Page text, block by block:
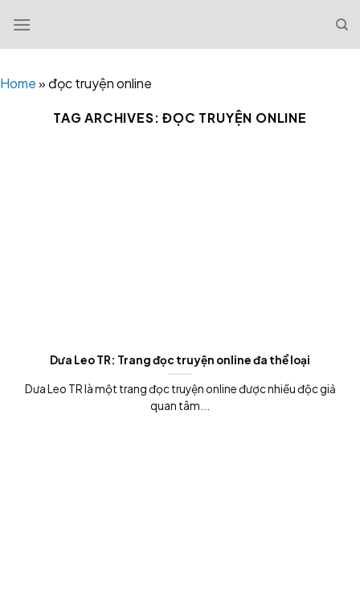
content
Home» đọc truyện online
TAG ARCHIVES:ĐỌC TRUYỆN ONLINE
Dưa Leo TR: Trang đọc truyện online đa thể loại
Dưa Leo TR là một trang đọc truyện online được nhiều độc giả
quan tâm...